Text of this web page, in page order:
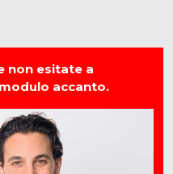
non esitate a
accanto.